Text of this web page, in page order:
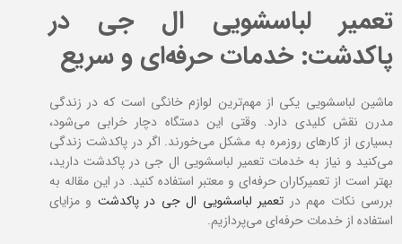
تعمیر لباسشویی ال جی در
پاکدشت: خدمات حرفه‌ای و سریع
ماشین لباسشویی یکی از مهم‌ترین لوازم خانگی است که در زندگی
مدرن نقش کلیدی دارد. وقتی این دستگاه دچار خرابی می‌شود،
بسیاری از کارهای روزمره به مشکل می‌خورند. اگر در پاکدشت زندگی
می‌کنید و نیاز به خدمات تعمیر لباسشویی ال جی در پاکدشت دارید،
بهتر است از تعمیرکاران حرفه‌ای و معتبر استفاده کنید. در این مقاله به
بررسی نکات مهم در تعمیر لباسشویی ال جی در پاکدشت و مزایای
استفاده از خدمات حرفه‌ای می‌پردازیم.